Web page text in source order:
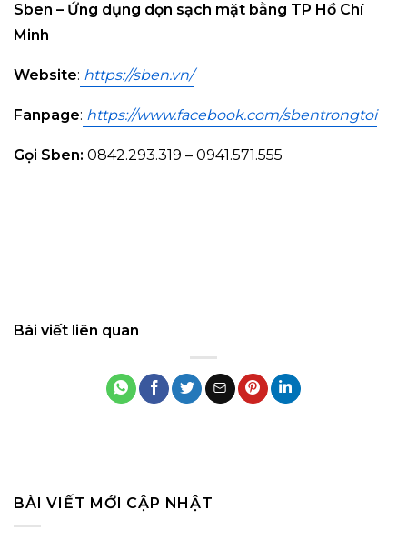
Sben – Ứng dụng dọn sạch mặt bằng TP Hồ Chí
Minh
Website: https://sben.vn/
Fanpage: https://www.facebook.com/sbentrongtoi
Gọi Sben: 0842.293.319 – 0941.571.555
Bài viết liên quan
BÀI VIẾT MỚI CẬP NHẬT